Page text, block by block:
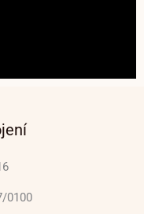
0100